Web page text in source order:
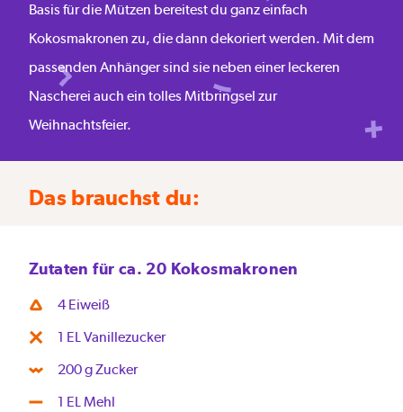
Basis für die Mützen bereitest du ganz einfach
Kokosmakronen zu, die dann dekoriert werden. Mit dem
passenden Anhänger sind sie neben einer leckeren
Nascherei auch ein tolles Mitbringsel zur
Weihnachtsfeier.
Das brauchst du:
Zutaten für ca. 20 Kokosmakronen
4 Eiweiß
1 EL Vanillezucker
200 g Zucker
1 EL Mehl